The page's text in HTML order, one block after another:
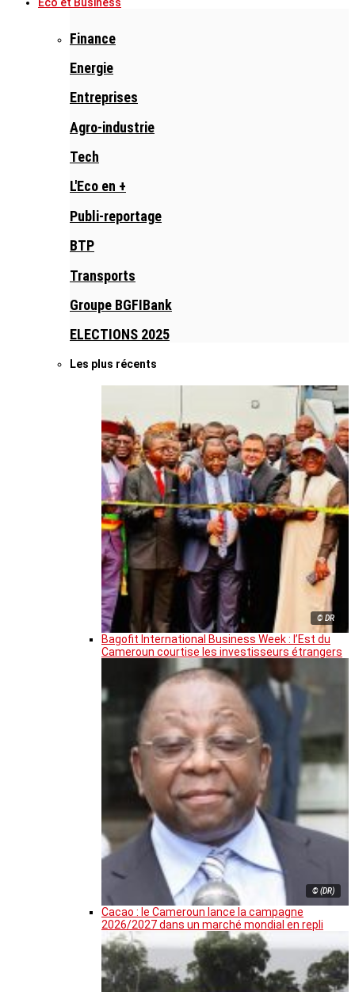
Eco et Business
Finance
Energie
Entreprises
Agro-industrie
Tech
L'Eco en +
Publi-reportage
BTP
Transports
Groupe BGFIBank
ELECTIONS 2025
Les plus récents
© DR
Bagofit International Business Week : l’Est du
Cameroun courtise les investisseurs étrangers
© (DR)
Cacao : le Cameroun lance la campagne
2026/2027 dans un marché mondial en repli